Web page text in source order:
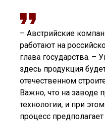
– Австрийские
работают на
глава государства. –
здесь продукция
отечественном
Важно, что на
технологии, и при
процесс